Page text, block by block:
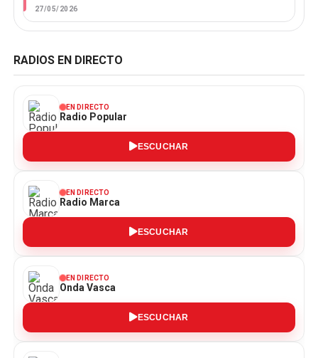
27/05/2026
RADIOS EN DIRECTO
EN DIRECTO
Radio Popular
ESCUCHAR
EN DIRECTO
Radio Marca
ESCUCHAR
EN DIRECTO
Onda Vasca
ESCUCHAR